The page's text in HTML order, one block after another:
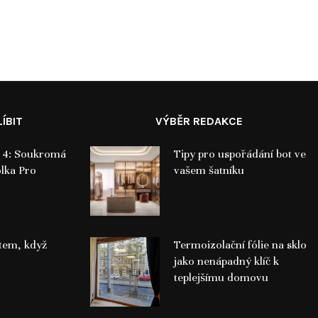
4: Soukromá
Pro
když
VÝBĚR REDAKCE
Tipy pro uspořádání bot ve
vašem šatníku
Termoizolační fólie na sklo
jako nenápadný klíč k
teplejšímu domovu